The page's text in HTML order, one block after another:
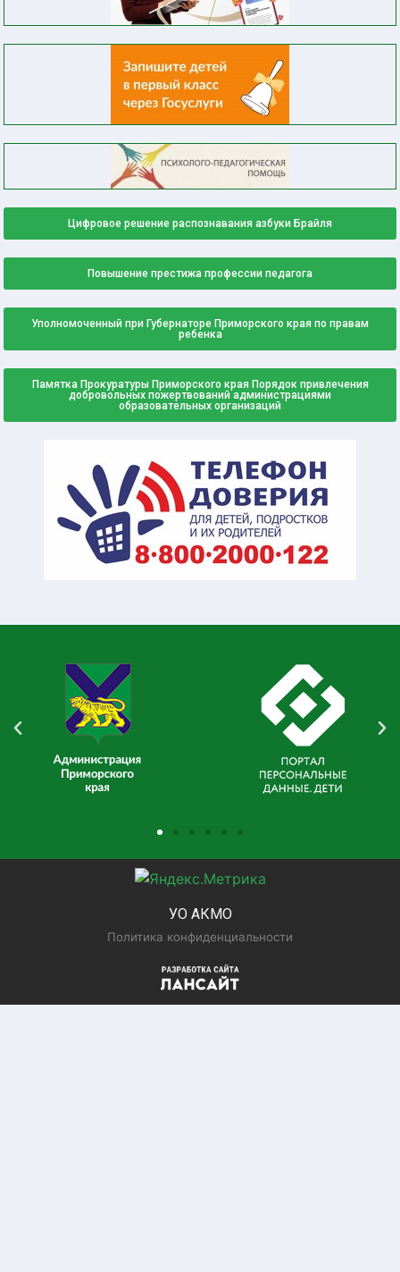
Цифровое решение распознавания азбуки Брайля
Повышение престижа профессии педагога
Уполномоченный при Губернаторе Приморского края по правам
ребенка
Памятка Прокуратуры Приморского края Порядок привлечения
добровольных пожертвований администрациями
образовательных организаций
УО АКМО
Политика конфиденциальности